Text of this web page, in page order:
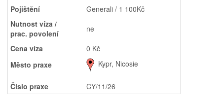
Pojištění
Generali / 1 100Kč
Nutnost víza /
prac. povolení
ne
Cena víza
0 Kč
Město praxe
Kypr, Nicosie
Číslo praxe CY/11/26